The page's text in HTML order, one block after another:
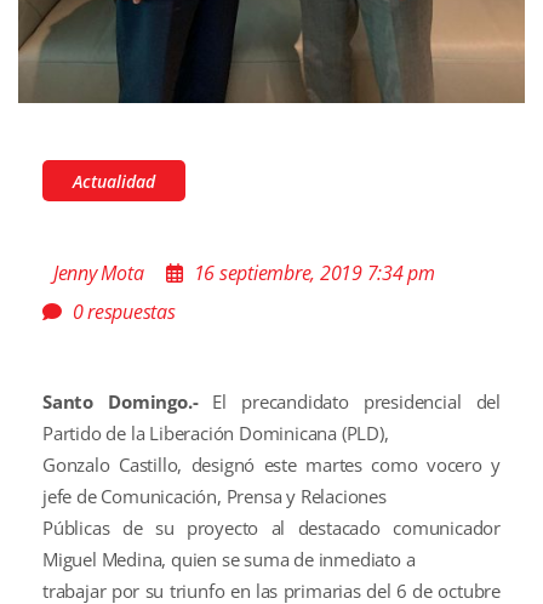
Actualidad
Jenny Mota
16 septiembre, 2019 7:34 pm
0 respuestas
Santo Domingo.- El precandidato presidencial del
Partido de la Liberación Dominicana (PLD),
Gonzalo Castillo, designó este martes como vocero y
jefe de Comunicación, Prensa y Relaciones
Públicas de su proyecto al destacado comunicador
Miguel Medina, quien se suma de inmediato a
trabajar por su triunfo en las primarias del 6 de octubre